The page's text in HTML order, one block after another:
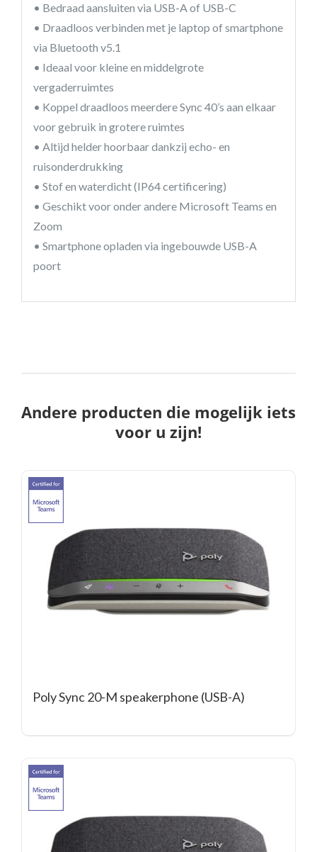
• Bedraad aansluiten via USB-A of USB-C
• Draadloos verbinden met je laptop of smartphone
via Bluetooth v5.1
• Ideaal voor kleine en middelgrote
vergaderruimtes
• Koppel draadloos meerdere Sync 40’s aan elkaar
voor gebruik in grotere ruimtes
• Altijd helder hoorbaar dankzij echo- en
ruisonderdrukking
• Stof en waterdicht (IP64 certificering)
• Geschikt voor onder andere Microsoft Teams en
Zoom
• Smartphone opladen via ingebouwde USB-A
poort
Andere producten die mogelijk iets
voor u zijn!
Poly Sync 20-M speakerphone (USB-A)